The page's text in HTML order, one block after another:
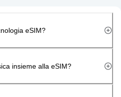
eSIM?
insieme alla eSIM?